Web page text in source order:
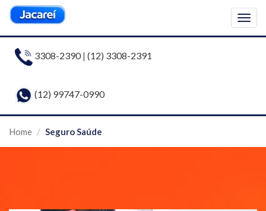
3308-2390| (12) 3308-2391
(12) 99747-0990
Home Seguro Saúde